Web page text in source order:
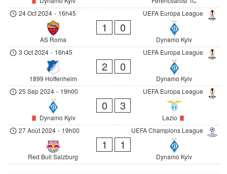
UEFA Europa League
24 Oct 2024 - 16h45
AS Roma
1 0
Dynamo Kyiv
UEFA Europa League
3 Oct 2024 - 16h45
1899 Hoffenheim
2 0
Dynamo Kyiv
UEFA Europa League
25 Sep 2024 - 19h00
Dynamo Kyiv
0 3
Lazio
UEFA Champions League
27 Août 2024 - 19h00
Red Bull Salzburg
1 1
Dynamo Kyiv